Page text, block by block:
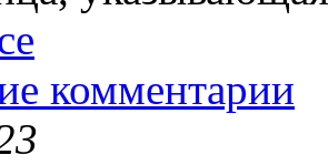
комментарии